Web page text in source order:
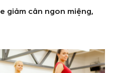
giảm cân ngon miệng,